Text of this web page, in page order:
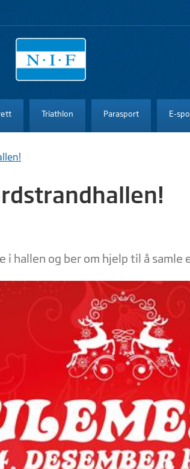
Triathlon Parasport E-
i hallen og ber om hjelp til å samle